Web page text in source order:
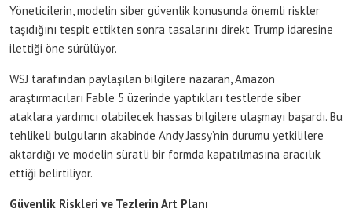
Yöneticilerin, modelin siber güvenlik konusunda önemli riskler
taşıdığını tespit ettikten sonra tasalarını direkt Trump idaresine
ilettiği öne sürülüyor.
WSJ tarafından paylaşılan bilgilere nazaran, Amazon
araştırmacıları Fable 5 üzerinde yaptıkları testlerde siber
ataklara yardımcı olabilecek hassas bilgilere ulaşmayı başardı. Bu
tehlikeli bulguların akabinde Andy Jassy’nin durumu yetkililere
aktardığı ve modelin süratli bir formda kapatılmasına aracılık
ettiği belirtiliyor.
Güvenlik Riskleri ve Tezlerin Art Planı